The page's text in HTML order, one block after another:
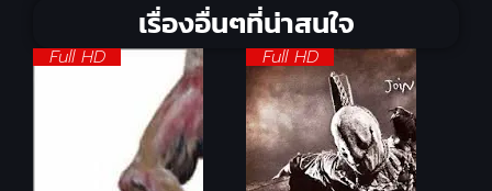
เรื่องอื่นๆที่น่าสนใจ
Full HD Full HD